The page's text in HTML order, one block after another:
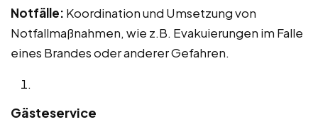
Notfälle: Koordination und Umsetzung von
Notfallmaßnahmen, wie z.B. Evakuierungen im Falle
eines Brandes oder anderer Gefahren.
Gästeservice